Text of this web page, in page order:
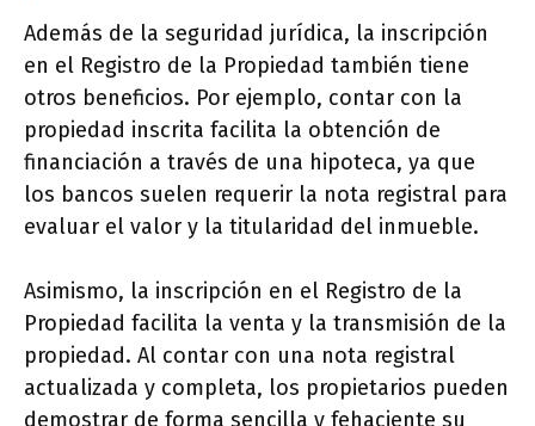
Además de la seguridad jurídica, la inscripción
en el Registro de la Propiedad también tiene
otros beneficios. Por ejemplo, contar con la
propiedad inscrita facilita la obtención de
financiación a través de una hipoteca, ya que
los bancos suelen requerir la nota registral para
evaluar el valor y la titularidad del inmueble.
Asimismo, la inscripción en el Registro de la
Propiedad facilita la venta y la transmisión de la
propiedad. Al contar con una nota registral
actualizada y completa, los propietarios pueden
demostrar de forma sencilla y fehaciente su